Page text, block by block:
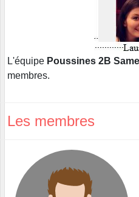
L'équipe Poussines 2B
membres.
Les membres